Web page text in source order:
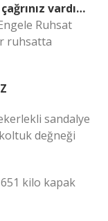
vardı…
Ruhsat
ruhsatta
sandalye
değneği
651 kilo kapak